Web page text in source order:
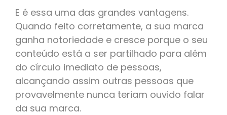
E é essa uma das grandes vantagens.
Quando feito corretamente, a sua marca
ganha notoriedade e cresce porque o seu
conteúdo está a ser partilhado para além
do círculo imediato de pessoas,
alcançando assim outras pessoas que
provavelmente nunca teriam ouvido falar
da sua marca.